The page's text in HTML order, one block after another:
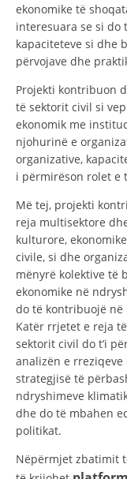
ekonomike të
interesuara se si
kapaciteteve si dhe
përvojave dhe
Projekti kontribuon
të sektorit civil si
ekonomik me
njohurinë e
organizative,
i përmirëson rolet e
Më tej, projekti
reja multisektore
kulturore,
civile, si dhe
mënyrë kolektive të
ekonomike në
do të kontribuojë
Katër rrjetet e reja
sektorit civil do t’i
analizën e
strategjisë të
ndryshimeve
dhe do të mbahen
politikat.
Nëpërmjet zbatimit